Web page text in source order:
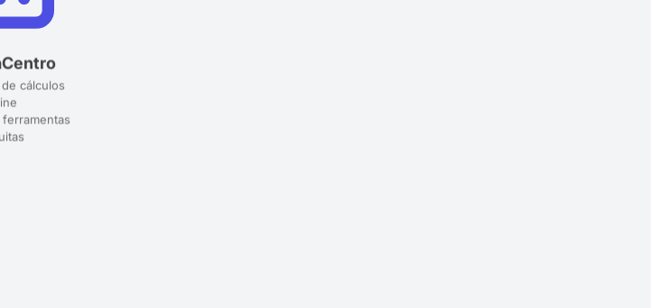
cálculos